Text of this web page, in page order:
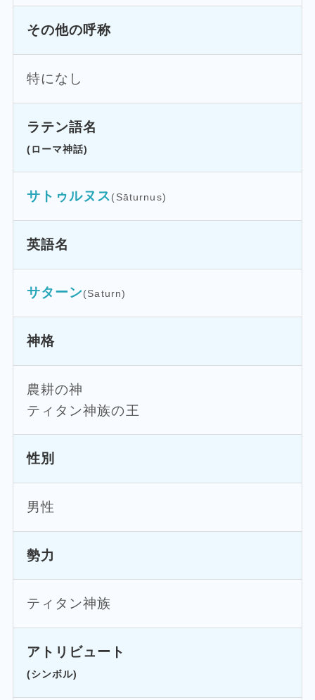
その他の呼称
特になし
ラテン語名
(ローマ神話)
サトゥルヌス(Sāturnus)
英語名
サターン(Saturn)
神格
農耕の神
ティタン神族の王
性別
男性
勢力
ティタン神族
アトリビュート
(シンボル)